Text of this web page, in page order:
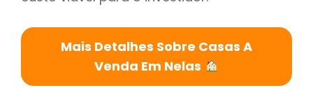
Mais Detalhes Sobre Casas A
Venda Em Nelas